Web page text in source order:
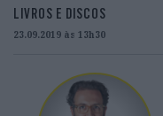
LIVROS E DISCOS
23.09.2019 às 13h30